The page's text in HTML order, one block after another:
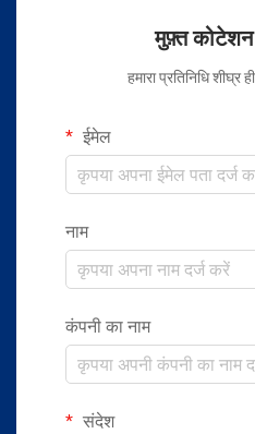
मुफ़्त कोटेशन
हमारा प्रतिनिधि शीघ्र
ईमेल
नाम
कंपनी का नाम
संदेश